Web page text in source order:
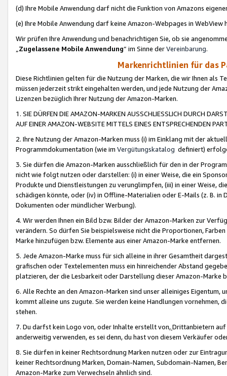
(d) Ihre Mobile Anwendung darf nicht die Funktion von Amazons
(e) Ihre Mobile Anwendung darf keine Amazon-Webpages in WebView
Wir prüfen Ihre Anwendung und benachrichtigen Sie, ob sie
„Zugelassene Mobile Anwendung“ im Sinne derVereinbarung.
Markenrichtlinien für das
Diese Richtlinien gelten für die Nutzung der Marken, die wir Ihnen als
müssen jederzeit strikt eingehalten werden, und jede Nutzung der
Lizenzen bezüglich Ihrer Nutzung der Amazon-Marken.
1. SIE DÜRFEN DIE AMAZON-MARKEN AUSSCHLIESSLICH DURCH
AUF EINER AMAZON-WEBSITE MITTELS EINES ENTSPRECHENDEN
2. Ihre Nutzung der Amazon-Marken muss (i) im Einklang mit der
Programmdokumentation (wie im Vergütungskatalog definiert)
3. Sie dürfen die Amazon-Marken ausschließlich für den in der
nicht wie folgt nutzen oder darstellen: (i) in einer Weise, die ein
Produkte und Dienstleistungen zu verunglimpfen, (iii) in einer Weise,
schädigen könnte, oder (iv) in Offline-Materialien oder E-Mails (z. B. in
Dokumenten oder mündlicher Werbung).
4. Wir werden Ihnen ein Bild bzw. Bilder der Amazon-Marken zur
verändern. So dürfen Sie beispielsweise nicht die Proportionen,
Marke hinzufügen bzw. Elemente aus einer Amazon-Marke entfernen.
5. Jede Amazon-Marke muss für sich alleine in ihrer Gesamtheit
grafischen oder Textelementen muss ein hinreichender Abstand
platzieren, der die Lesbarkeit oder Darstellung dieser Amazon-Marke
6. Alle Rechte an den Amazon-Marken sind unser alleiniges
kommt alleine uns zugute. Sie werden keine Handlungen vornehmen,
stehen.
7. Du darfst kein Logo von, oder Inhalte erstellt von,Drittanbietern auf
anderweitig verwenden, es sei denn, du hast von diesem Verkäufer
8. Sie dürfen in keiner Rechtsordnung Marken nutzen oder zur
keiner Rechtsordnung Marken, Domain-Namen, Subdomain-Namen,
Amazon-Marke zum Verwechseln ähnlich sind.